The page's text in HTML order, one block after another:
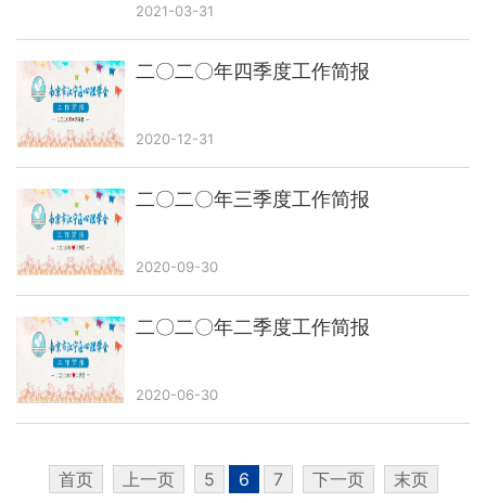
2021-03-31
二〇二〇年四季度工作简报
2020-12-31
二〇二〇年三季度工作简报
2020-09-30
二〇二〇年二季度工作简报
2020-06-30
首页 上一页 5 6 7 下一页 末页